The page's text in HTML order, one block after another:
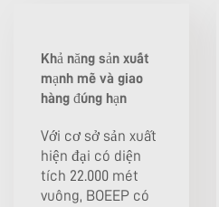
Khả năng sản xuất
mạnh mẽ và giao
hàng đúng hạn
Với cơ sở sản xuất
hiện đại có diện
tích 22.000 mét
vuông, BOEEP có